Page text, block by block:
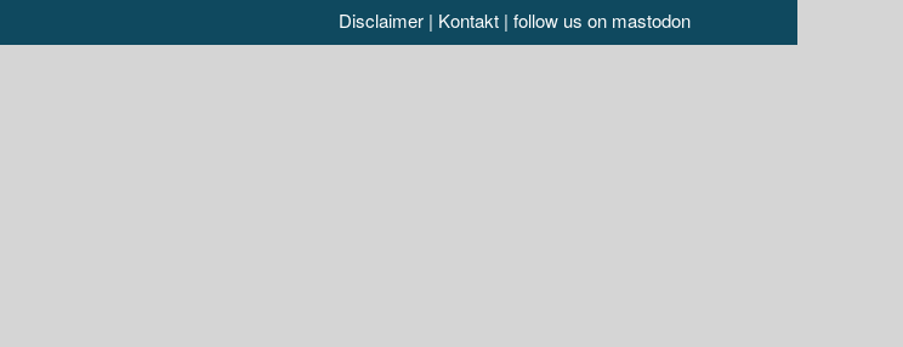
Disclaimer| Kontakt| follow us on mastodon